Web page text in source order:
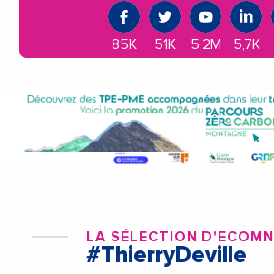
85K 51K 5,2M 5,7K
LA SÉLECTION
#ThierryDeville